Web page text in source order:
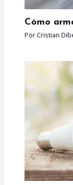
Cómo
PorCristian